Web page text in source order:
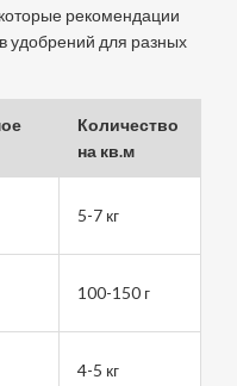
рекомендации
удобрений для разных
Количество
на кв.м
5-7 кг
100-150 г
4-5 кг